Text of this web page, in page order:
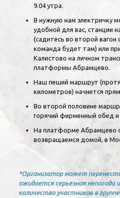
9.04 утра.
В нужную нам электричку
удобной для вас, станции
(садитесь во второй вагон
команда будет там) или
Калистово на личном
платформы Абрамцево.
Наш пеший маршрут
километров) начнется
Во второй половине
горячий фирменный обед и
На платформе Абрамцево
возвращаемся домой, в
*Организатор может
ожидается серьезная непогода
количество участников в